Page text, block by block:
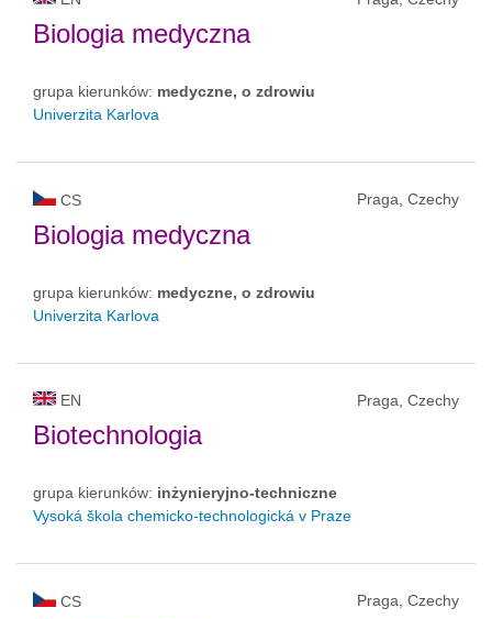
Biologia medyczna
grupa kierunków: medyczne, o zdrowiu
Univerzita Karlova
CS Praga, Czechy
Biologia medyczna
grupa kierunków: medyczne, o zdrowiu
Univerzita Karlova
EN Praga, Czechy
Biotechnologia
grupa kierunków: inżynieryjno-techniczne
Vysoká škola chemicko-technologická v Praze
CS Praga, Czechy